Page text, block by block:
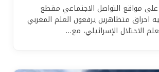
مواقع التواصل الاجتماعي مقطع
احراق متظاهرين يرفعون العلم المغربي
الاحتلال الإسرائيلي، مع…